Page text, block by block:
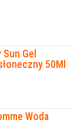
Gel
50Ml
Woda